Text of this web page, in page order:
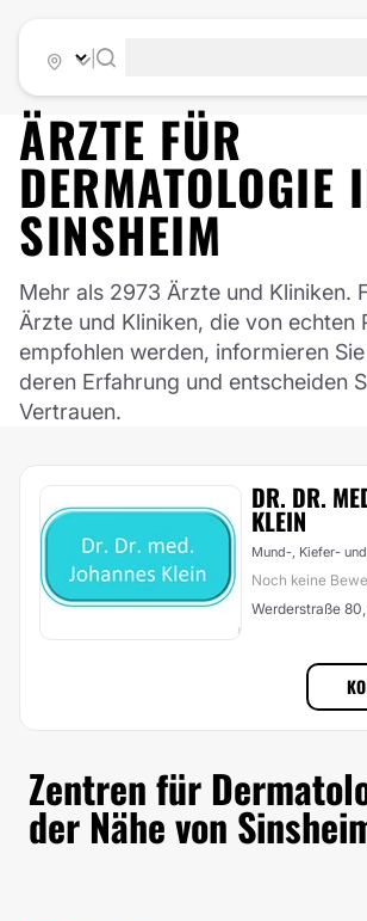
ÄRZTE FÜR
DERMATOLOGIE
SINSHEIM
Mehr als 2973 Ärzte und Kliniken.
Ärzte und Kliniken, die von echten
empfohlen werden, informieren
deren Erfahrung und entscheiden
Vertrauen.
DR. DR.
KLEIN
Mund-, Kiefer-
Noch keine
Werderstraße
Zentren für
der Nähe von